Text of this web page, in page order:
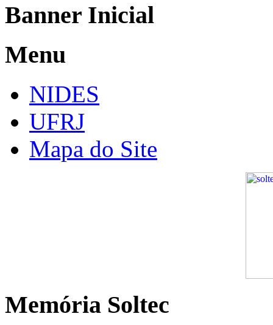
Banner Inicial
Menu
NIDES
UFRJ
Mapa do Site
Memória Soltec